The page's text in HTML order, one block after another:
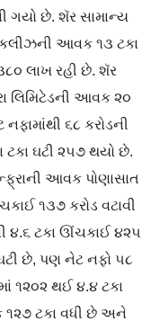
ગયો છે. શૅર સામાન્ય
આવક ૧૩ ટકા
લાખ રહી છે. શૅર
લિમિટેડની આવક ૨૦
૬૮ કરોડની
ટકા ઘટી ૨૫૭ થયો છે.
આવક પોણાસાત
૧૩૭ કરોડ વટાવી
૪.૬ ટકા ઊંચકાઈ ૪૨૫
છે, પણ નેટ નફો ૫૮
૧૨૦૨ થઈ ૪.૪ ટકા
૧૨૭ ટકા વધી છે અને